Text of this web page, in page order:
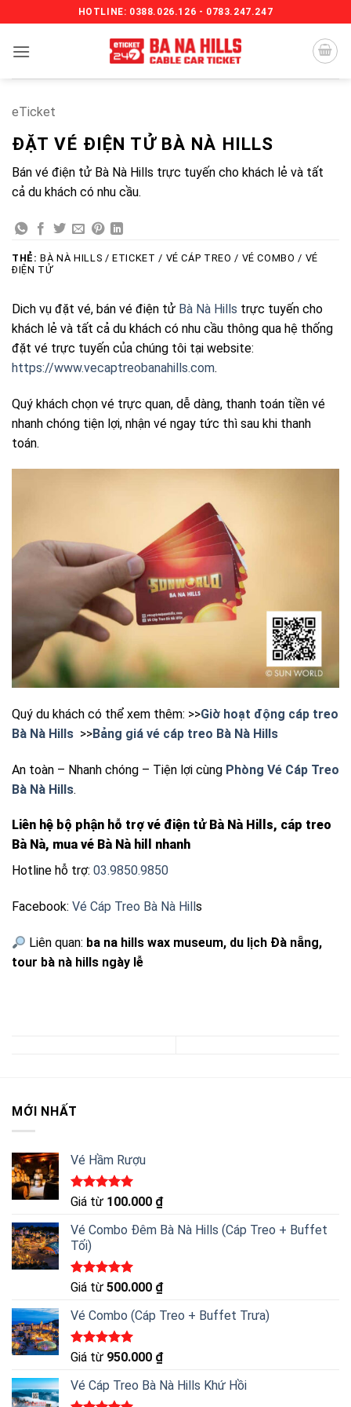
qua
nội
HOTLINE: 0388.026.126 - 0783.247.247
eTicket
ĐẶT VÉ ĐIỆN TỬ BÀ NÀ HILLS
Bán vé điện tử Bà Nà Hills trực tuyến cho khách lẻ và tất
cả du khách có nhu cầu.
THẺ: BÀ NÀ HILLS / ETICKET / VÉ CÁP TREO / VÉ COMBO / VÉ
ĐIỆN TỬ
Dich vụ đặt vé, bán vé điện tử Bà Nà Hills trực tuyến cho
khách lẻ và tất cả du khách có nhu cầu thông qua hệ thống
đặt vé trực tuyến của chúng tôi tại website:
https://www.vecaptreobanahills.com.
Quý khách chọn vé trực quan, dễ dàng, thanh toán tiền vé
nhanh chóng tiện lợi, nhận vé ngay tức thì sau khi thanh
toán.
Quý du khách có thể xem thêm: >>Giờ hoạt động cáp treo
Bà Nà Hills >>Bảng giá vé cáp treo Bà Nà Hills
An toàn – Nhanh chóng – Tiện lợi cùng Phòng Vé Cáp Treo
Bà Nà Hills.
Liên hệ bộ phận hỗ trợ vé điện tử Bà Nà Hills, cáp treo
Bà Nà, mua vé Bà Nà hill nhanh
Hotline hỗ trợ: 03.9850.9850
Facebook: Vé Cáp Treo Bà Nà Hill s
Liên quan: ba na hills wax museum, du lịch Đà nẵng,
tour bà nà hills ngày lễ
MỚI NHẤT
Vé Hầm Rượu
Được xếp
5 sao
Giá từ 100.000 ₫
Vé Combo Đêm Bà Nà Hills (Cáp Treo + Buffet
Tối)
Được xếp
5 sao
Giá từ 500.000 ₫
Vé Combo (Cáp Treo + Buffet Trưa)
Được xếp
5 sao
Giá từ 950.000 ₫
Vé Cáp Treo Bà Nà Hills Khứ Hồi